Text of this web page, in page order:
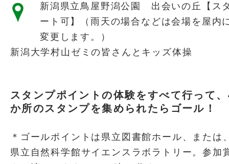
新潟県立鳥屋野潟公園 出会いの丘【ス
ート可】（雨天の場合などは会場を屋内
変更します。）
新潟大学村山ゼミの皆さんとキッズ体操
スタンプポイントの体験をすべて行って
か所のスタンプを集められたらゴール！
＊ゴールポイントは県立図書館ホール、または
県立自然科学館サイエンスラボラトリー。参加